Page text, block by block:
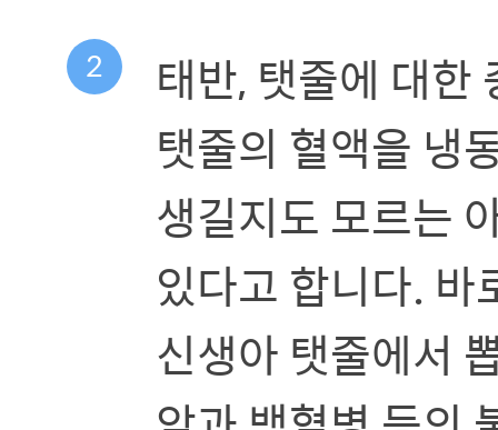
2
태반, 탯줄에 대한
탯줄의 혈액을 냉
생길지도 모르는
있다고 합니다.
신생아 탯줄에서